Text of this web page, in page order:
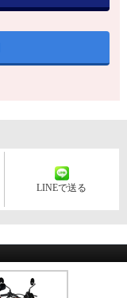
LINEで送る